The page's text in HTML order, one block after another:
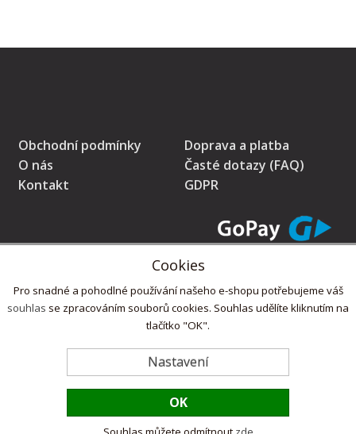
Cookies
Pro snadné a pohodlné používání našeho e-shopu potřebujeme váš
souhlas se zpracováním souborů cookies. Souhlas udělíte kliknutím na
tlačítko "OK".
Nastavení
OK
Obchodní podmínky
O nás
Kontakt
Doprava a platba
Časté dotazy (FAQ)
GDPR